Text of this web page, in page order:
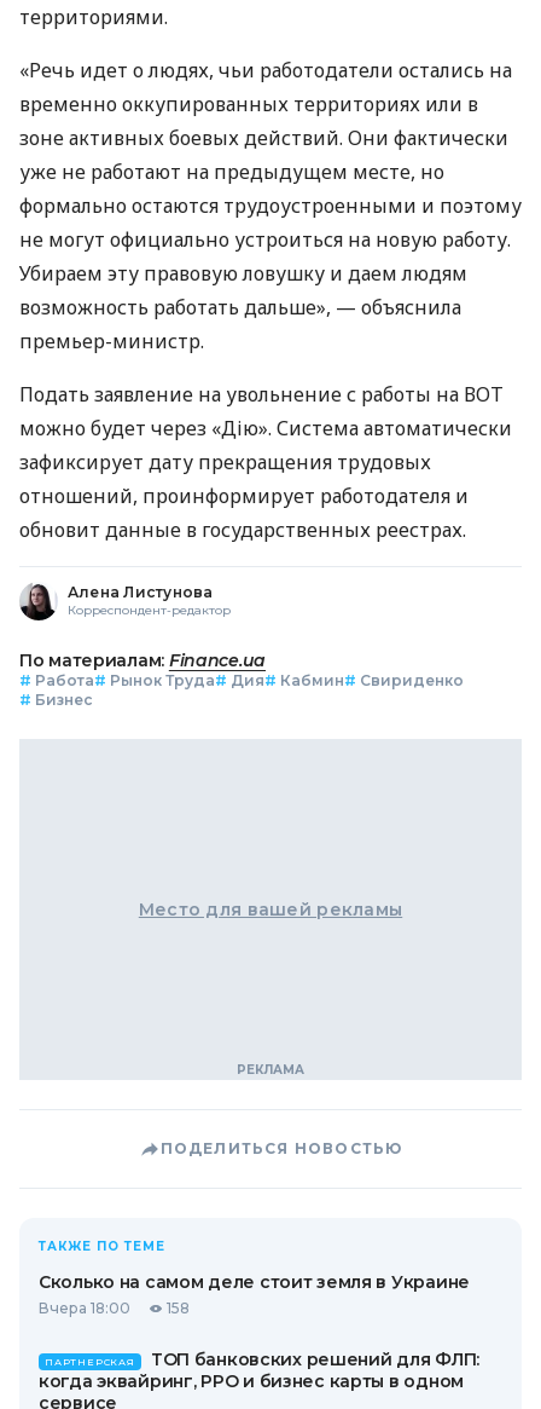
территориями.
«Речь идет о людях, чьи работодатели остались на
временно оккупированных территориях или в
зоне активных боевых действий. Они фактически
уже не работают на предыдущем месте, но
формально остаются трудоустроенными и поэтому
не могут официально устроиться на новую работу.
Убираем эту правовую ловушку и даем людям
возможность работать дальше», — объяснила
премьер-министр.
Подать заявление на увольнение с работы на ВОТ
можно будет через «Дію». Система автоматически
зафиксирует дату прекращения трудовых
отношений, проинформирует работодателя и
обновит данные в государственных реестрах.
Алена Листунова
Корреспондент-редактор
По материалам: Finance.ua
# Работа# Рынок Труда# Дия# Кабмин# Свириденко
# Бизнес
Место для вашей рекламы
ПОДЕЛИТЬСЯ НОВОСТЬЮ
ТАКЖЕ ПО ТЕМЕ
Сколько на самом деле стоит земля в Украине
Вчера 18:00 158
ПАРТНЕРСКАЯ
ТОП банковских решений для ФЛП:
когда эквайринг, РРО и бизнес карты в одном
сервисе